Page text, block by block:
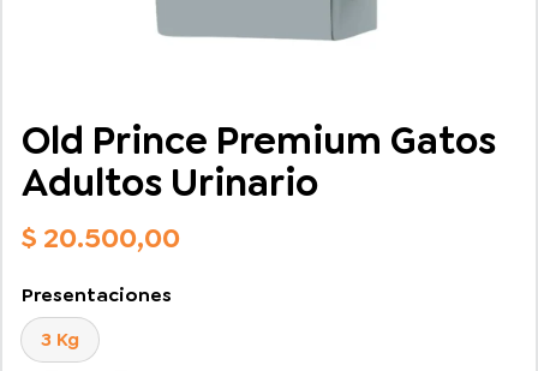
Old Prince Premium Gatos
Adultos Urinario
$ 20.500,00
Presentaciones
3 Kg